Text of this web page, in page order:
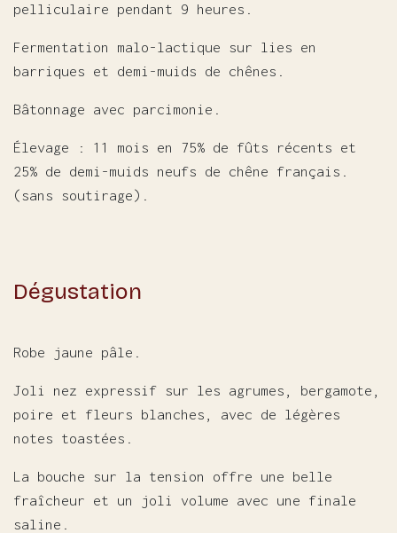
pelliculaire pendant 9 heures.
Fermentation malo-lactique sur lies en
barriques et demi-muids de chênes.
Bâtonnage avec parcimonie.
Élevage : 11 mois en 75% de fûts récents et
25% de demi-muids neufs de chêne français.
(sans soutirage).
Dégustation
Robe jaune pâle.
Joli nez expressif sur les agrumes, bergamote,
poire et fleurs blanches, avec de légères
notes toastées.
La bouche sur la tension offre une belle
fraîcheur et un joli volume avec une finale
saline.